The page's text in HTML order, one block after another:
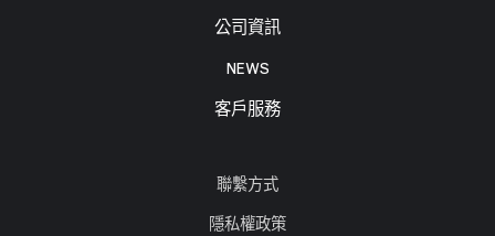
公司資訊
NEWS
客戶服務
聯繫方式
隱私權政策